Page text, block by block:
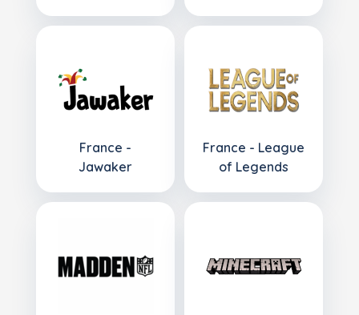
France -
Jawaker
France - League
of Legends